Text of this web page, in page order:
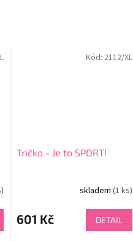
Tričko - Je to SPORT!
skladem(1 ks)
601 Kč DETAIL
Kód: 2112/XL